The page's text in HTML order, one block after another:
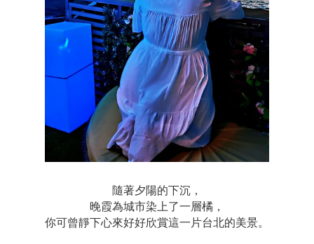
隨著夕陽的下沉，
晚霞為城市染上了一層橘，
你可曾靜下心來好好欣賞這一片台北的美景。